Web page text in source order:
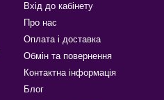
Вхід до кабінету
Про нас
Оплата і доставка
Обмін та повернення
Контактна інформація
Блог